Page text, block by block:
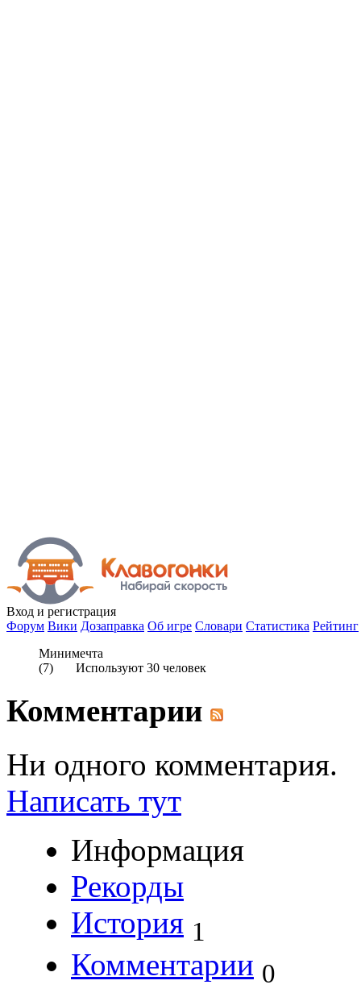
Вход и регистрация
Форум Вики Дозаправка Об игре Словари Статистика Рейтинг
Минимечта
(7) Используют 30 человек
Комментарии
Ни одного комментария.
Написать тут
Информация
Рекорды
История 1
Комментарии 0